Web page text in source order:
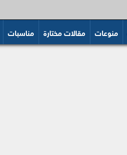
منوعات مقالات مختارة مناسبات